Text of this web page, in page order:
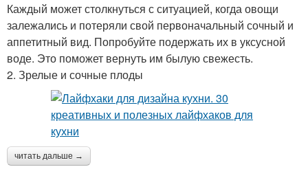
Каждый может столкнуться с ситуацией, когда овощи
залежались и потеряли свой первоначальный сочный и
аппетитный вид. Попробуйте подержать их в уксусной
воде. Это поможет вернуть им былую свежесть.
2. Зрелые и сочные плоды
читать дальше →